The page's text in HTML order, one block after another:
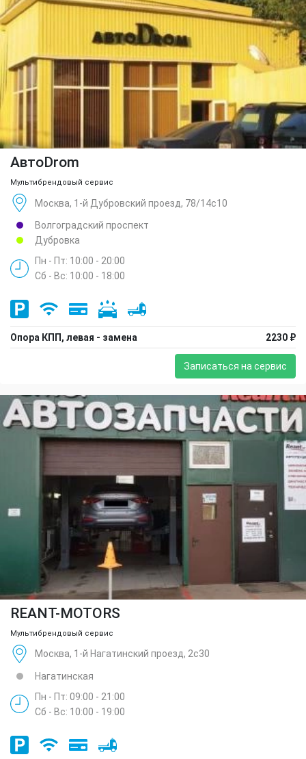
АвтоDrom
Мультибрендовый сервис
Москва, 1-й Дубровский проезд, 78/14с10
Волгоградский проспект
Дубровка
Пн - Пт: 10:00 - 20:00
Сб - Вс: 10:00 - 18:00
Опора КПП, левая - замена 2230 ₽
Записаться на сервис
REANT-MOTORS
Мультибрендовый сервис
Москва, 1-й Нагатинский проезд, 2с30
Нагатинская
Пн - Пт: 09:00 - 21:00
Сб - Вс: 10:00 - 19:00